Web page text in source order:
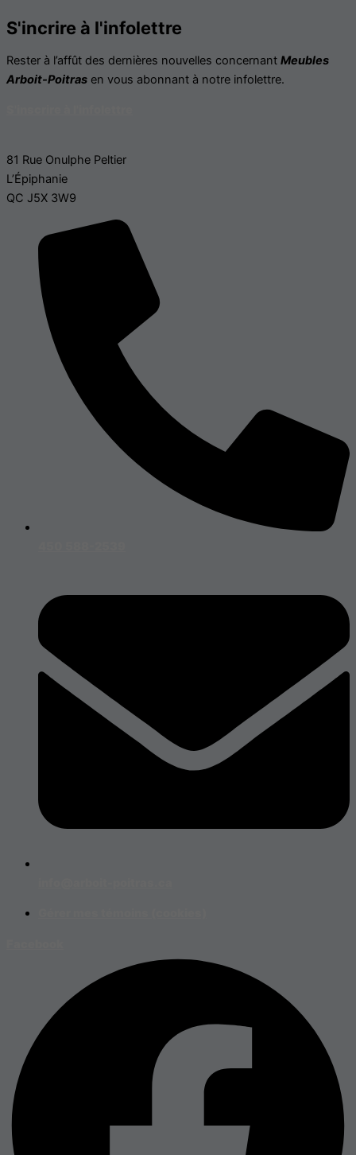
S'incrire à l'infolettre
Rester à l’affût des dernières nouvelles concernant Meubles
Arboit-Poitras en vous abonnant à notre infolettre.
81 Rue Onulphe Peltier
L’Épiphanie
QC J5X 3W9